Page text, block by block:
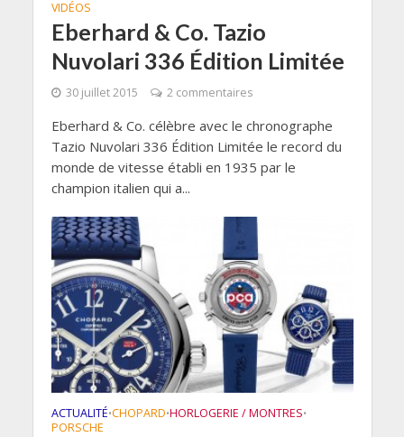
VIDÉOS
Eberhard & Co. Tazio
Nuvolari 336 Édition Limitée
30 juillet 2015 2 commentaires
Eberhard & Co. célèbre avec le chronographe
Tazio Nuvolari 336 Édition Limitée le record du
monde de vitesse établi en 1935 par le
champion italien qui a...
ACTUALITÉ•CHOPARD•HORLOGERIE / MONTRES•
PORSCHE